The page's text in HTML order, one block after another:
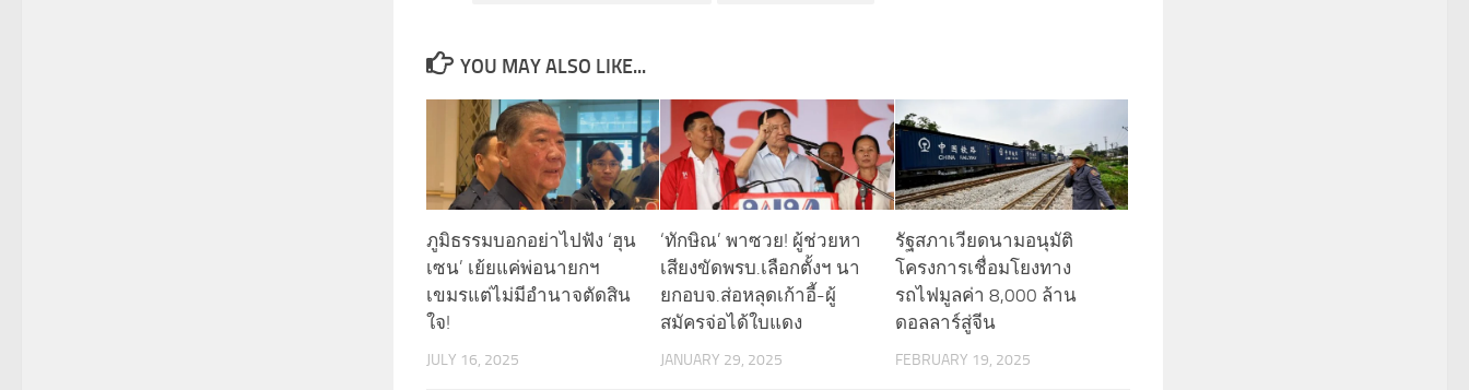
YOU MAY ALSO LIKE...
ภูมิธรรมบอกอย่าไปฟัง ‘ฮุน
เซน’ เย้ยแค่พ่อนายกฯ
เขมรแต่ไม่มีอำนาจตัดสิน
ใจ!
JULY 16, 2025
‘ทักษิณ’ พาซวย! ผู้ช่วยหา
เสียงขัดพรบ.เลือกตั้งฯ นา
ยกอบจ.ส่อหลุดเก้าอี้-ผู้
สมัครจ่อได้ใบแดง
JANUARY 29, 2025
รัฐสภาเวียดนามอนุมัติ
โครงการเชื่อมโยงทาง
รถไฟมูลค่า 8,000 ล้าน
ดอลลาร์สู่จีน
FEBRUARY 19, 2025